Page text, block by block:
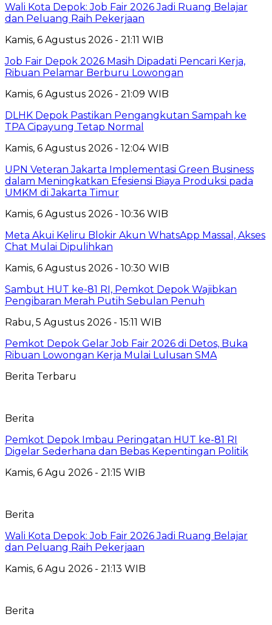
Wali Kota Depok: Job Fair 2026 Jadi Ruang Belajar
dan Peluang Raih Pekerjaan
Kamis, 6 Agustus 2026 - 21:11 WIB
Job Fair Depok 2026 Masih Dipadati Pencari Kerja,
Ribuan Pelamar Berburu Lowongan
Kamis, 6 Agustus 2026 - 21:09 WIB
DLHK Depok Pastikan Pengangkutan Sampah ke
TPA Cipayung Tetap Normal
Kamis, 6 Agustus 2026 - 12:04 WIB
UPN Veteran Jakarta Implementasi Green Business
dalam Meningkatkan Efesiensi Biaya Produksi pada
UMKM di Jakarta Timur
Kamis, 6 Agustus 2026 - 10:36 WIB
Meta Akui Keliru Blokir Akun WhatsApp Massal, Akses
Chat Mulai Dipulihkan
Kamis, 6 Agustus 2026 - 10:30 WIB
Sambut HUT ke-81 RI, Pemkot Depok Wajibkan
Pengibaran Merah Putih Sebulan Penuh
Rabu, 5 Agustus 2026 - 15:11 WIB
Pemkot Depok Gelar Job Fair 2026 di Detos, Buka
Ribuan Lowongan Kerja Mulai Lulusan SMA
Berita Terbaru
Berita
Pemkot Depok Imbau Peringatan HUT ke-81 RI
Digelar Sederhana dan Bebas Kepentingan Politik
Kamis, 6 Agu 2026 - 21:15 WIB
Berita
Wali Kota Depok: Job Fair 2026 Jadi Ruang Belajar
dan Peluang Raih Pekerjaan
Kamis, 6 Agu 2026 - 21:13 WIB
Berita